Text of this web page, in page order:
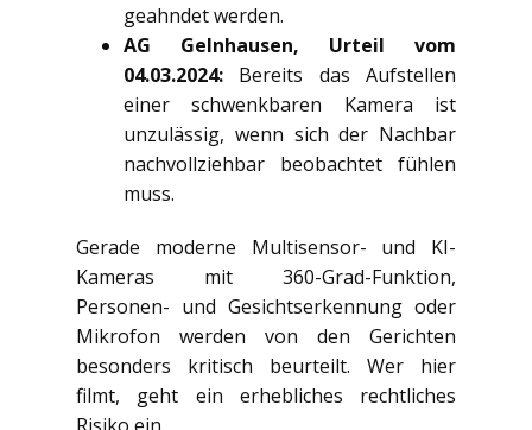
geahndet werden.
AG Gelnhausen, Urteil vom
04.03.2024: Bereits das Aufstellen
einer schwenkbaren Kamera ist
unzulässig, wenn sich der Nachbar
nachvollziehbar beobachtet fühlen
muss.
Gerade moderne Multisensor- und KI-
Kameras mit 360-Grad-Funktion,
Personen- und Gesichtserkennung oder
Mikrofon werden von den Gerichten
besonders kritisch beurteilt. Wer hier
filmt, geht ein erhebliches rechtliches